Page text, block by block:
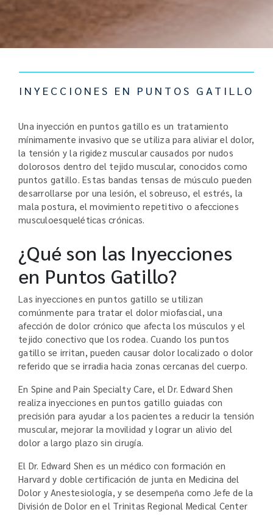
INYECCIONES EN PUNTOS GATILLO
Una inyección en puntos gatillo es un tratamiento
mínimamente invasivo que se utiliza para aliviar el dolor,
la tensión y la rigidez muscular causados por nudos
dolorosos dentro del tejido muscular, conocidos como
puntos gatillo. Estas bandas tensas de músculo pueden
desarrollarse por una lesión, el sobreuso, el estrés, la
mala postura, el movimiento repetitivo o afecciones
musculoesqueléticas crónicas.
¿Qué son las Inyecciones
en Puntos Gatillo?
Las inyecciones en puntos gatillo se utilizan
comúnmente para tratar el dolor miofascial, una
afección de dolor crónico que afecta los músculos y el
tejido conectivo que los rodea. Cuando los puntos
gatillo se irritan, pueden causar dolor localizado o dolor
referido que se irradia hacia zonas cercanas del cuerpo.
En Spine and Pain Specialty Care, el Dr. Edward Shen
realiza inyecciones en puntos gatillo guiadas con
precisión para ayudar a los pacientes a reducir la tensión
muscular, mejorar la movilidad y lograr un alivio del
dolor a largo plazo sin cirugía.
El Dr. Edward Shen es un médico con formación en
Harvard y doble certificación de junta en Medicina del
Dolor y Anestesiología, y se desempeña como Jefe de la
División de Dolor en el Trinitas Regional Medical Center